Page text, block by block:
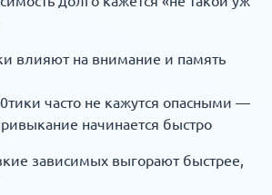
влияют на внимание и память
часто не кажутся опасными —
начинается быстро
зависимых выгорают быстрее,